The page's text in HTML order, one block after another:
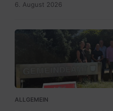
6. August 2026
RegionslaborSüdost.jpg
ALLGEMEIN